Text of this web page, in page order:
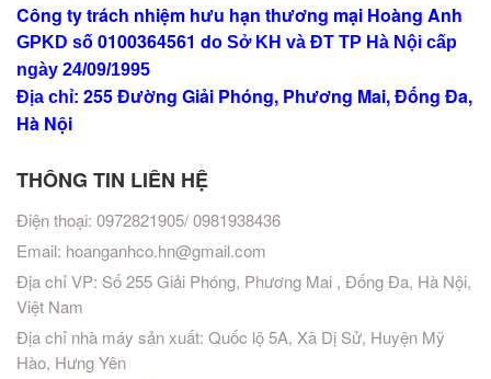
Công ty trách nhiệm hưu hạn thương mại Hoàng Anh
GPKD số 0100364561 do Sở KH và ĐT TP Hà Nội cấp
ngày 24/09/1995
Địa chỉ: 255 Đường Giải Phóng, Phương Mai, Đống Đa,
Hà Nội
THÔNG TIN LIÊN HỆ
Điện thoại: 0972821905/ 0981938436
Email: hoanganhco.hn@gmail.com
Địa chỉ VP: Số 255 Giải Phóng, Phương Mai , Đống Đa, Hà Nội,
Việt Nam
Địa chỉ nhà máy sản xuất: Quốc lộ 5A, Xã Dị Sử, Huyện Mỹ
Hào, Hưng Yên